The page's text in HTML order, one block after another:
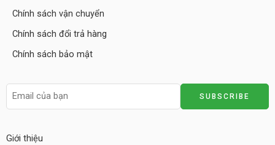
Chính sách vận chuyển
Chính sách đổi trả hàng
Chính sách bảo mật
Giới thiệu